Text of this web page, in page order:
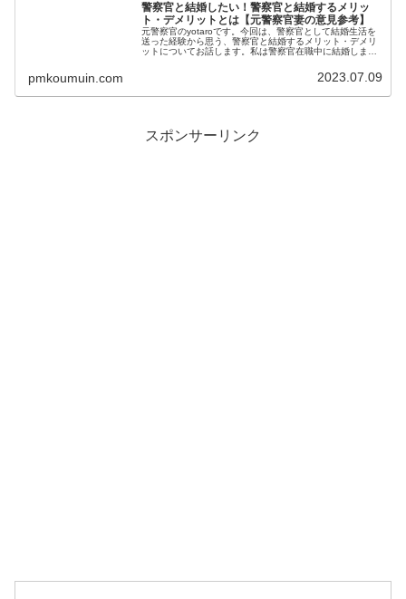
警察官と結婚したい！警察官と結婚するメリッ
ト・デメリットとは【元警察官妻の意見参考】
元警察官のyotaroです。今回は、警察官として結婚生活を
送った経験から思う、警察官と結婚するメリット・デメリ
ットについてお話します。私は警察官在職中に結婚しまし
pmkoumuin.com 2023.07.09
スポンサーリンク